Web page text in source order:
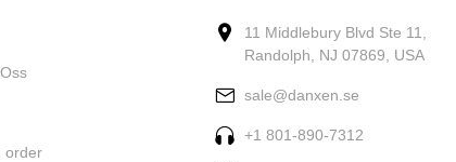
order
11 Middlebury Blvd Ste 11,
Randolph, NJ 07869, USA
sale@danxen.se
+1 801-890-7312